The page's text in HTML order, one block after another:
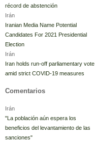
récord de abstención
Irán
Iranian Media Name Potential
Candidates For 2021 Presidential
Election
Irán
Iran holds run-off parliamentary vote
amid strict COVID-19 measures
Comentarios
Irán
"La población aún espera los
beneficios del levantamiento de las
sanciones"